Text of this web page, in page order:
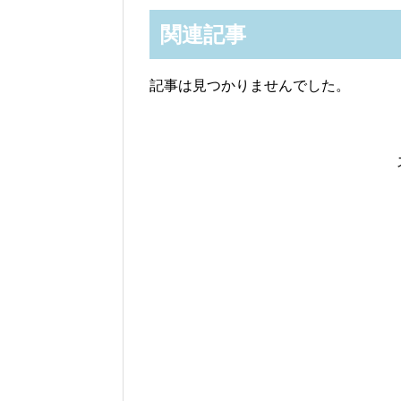
関連記事
記事は見つかりませんでした。